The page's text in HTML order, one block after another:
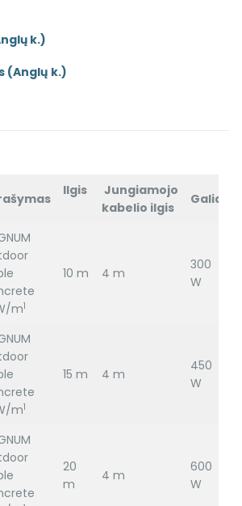
k.)
(Anglų k.)
Ilgis
Jungiamojo
kabelio ilgis
Galia
m1
10 m 4 m
300
W
m1
15 m 4 m
450
W
20
m
4 m
600
W